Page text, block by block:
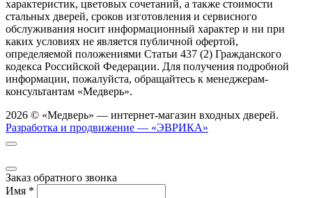
характеристик, цветовых сочетаний, а также стоимости
стальных дверей, сроков изготовления и сервисного
обслуживания носит информационный характер и ни при
каких условиях не является публичной офертой,
определяемой положениями Статьи 437 (2) Гражданского
кодекса Российской Федерации. Для получения подробной
информации, пожалуйста, обращайтесь к менеджерам-
консультантам «Медверь».
2026 © «Медверь» — интернет-магазин входных дверей.
Разработка и продвижение — «ЭВРИКА»
Заказ обратного звонка
Имя *